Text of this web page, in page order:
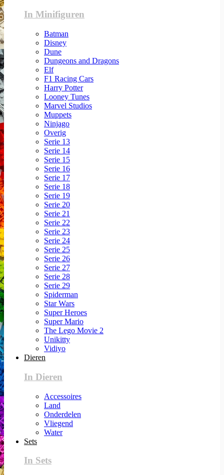
In Minifiguren
Batman
Disney
Dune
Dungeons and Dragons
Elf
F1 Racing Cars
Harry Potter
Looney Tunes
Marvel Studios
Muppets
Ninjago
Overig
Serie 13
Serie 14
Serie 15
Serie 16
Serie 17
Serie 18
Serie 19
Serie 20
Serie 21
Serie 22
Serie 23
Serie 24
Serie 25
Serie 26
Serie 27
Serie 28
Serie 29
Spiderman
Star Wars
Super Heroes
Super Mario
The Lego Movie 2
Unikitty
Vidiyo
Dieren
In Dieren
Accessoires
Land
Onderdelen
Vliegend
Water
Sets
In Sets